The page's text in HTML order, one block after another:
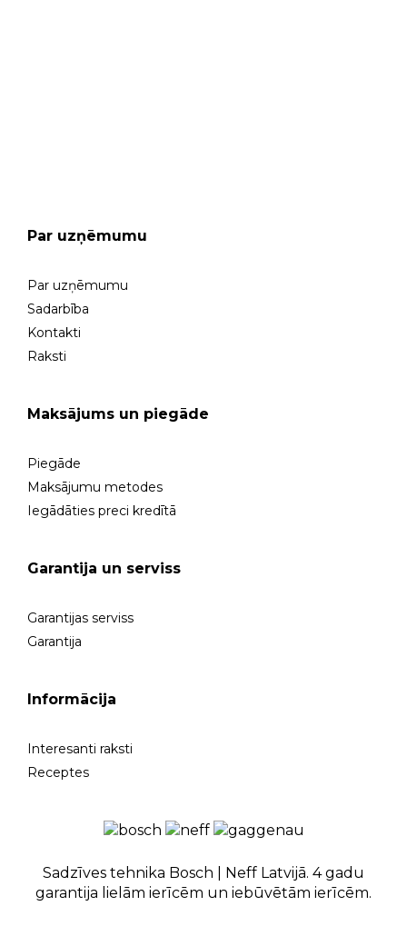
Par uzņēmumu
Par uzņēmumu
Sadarbība
Kontakti
Raksti
Maksājums un piegāde
Piegāde
Maksājumu metodes
Iegādāties preci kredītā
Garantija un serviss
Garantijas serviss
Garantija
Informācija
Interesanti raksti
Receptes
Sadzīves tehnika Bosch | Neff Latvijā. 4 gadu
garantija lielām ierīcēm un iebūvētām ierīcēm.